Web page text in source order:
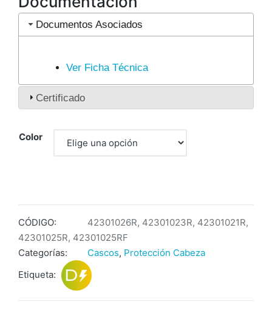
Documentos Asociados
Ver Ficha Técnica
Certificado
Color
CÓDIGO:
42301026R, 42301023R, 42301021R,
42301025R, 42301025RF
Categorías:
Cascos, Protección Cabeza
Etiqueta: